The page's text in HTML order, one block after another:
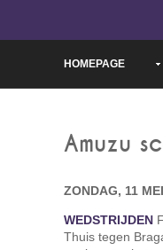
HOMEPAGE
Amuzu
ZONDAG, 11
WEDSTRIJDEN
Thuis tegen